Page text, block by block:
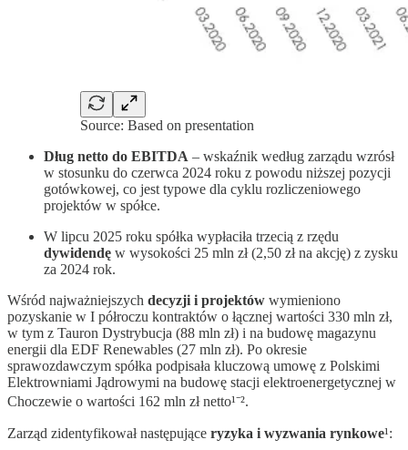
Source: Based on presentation
Dług netto do EBITDA – wskaźnik według zarządu wzrósł
w stosunku do czerwca 2024 roku z powodu niższej pozycji
gotówkowej, co jest typowe dla cyklu rozliczeniowego
projektów w spółce.
W lipcu 2025 roku spółka wypłaciła trzecią z rzędu
dywidendę w wysokości 25 mln zł (2,50 zł na akcję) z zysku
za 2024 rok.
Wśród najważniejszych decyzji i projektów wymieniono
pozyskanie w I półroczu kontraktów o łącznej wartości 330 mln zł,
w tym z Tauron Dystrybucja (88 mln zł) i na budowę magazynu
energii dla EDF Renewables (27 mln zł). Po okresie
sprawozdawczym spółka podpisała kluczową umowę z Polskimi
Elektrowniami Jądrowymi na budowę stacji elektroenergetycznej w
Choczewie o wartości 162 mln zł netto¹⁻².
Zarząd zidentyfikował następujące ryzyka i wyzwania rynkowe¹: